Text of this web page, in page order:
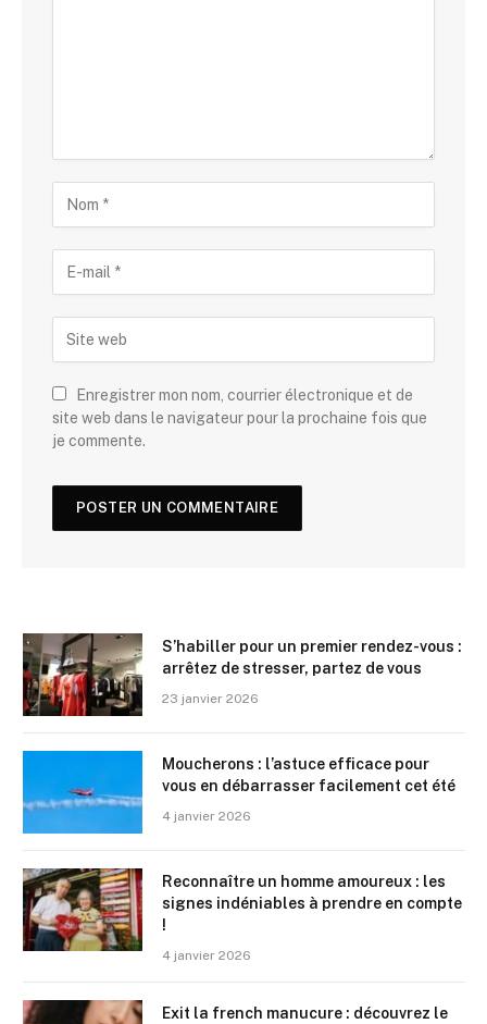
Enregistrer mon nom, courrier électronique et de
site web dans le navigateur pour la prochaine fois que
je commente.
S’habiller pour un premier rendez-vous :
arrêtez de stresser, partez de vous
23 janvier 2026
Moucherons : l’astuce efficace pour
vous en débarrasser facilement cet été
4 janvier 2026
Reconnaître un homme amoureux : les
signes indéniables à prendre en compte
!
4 janvier 2026
Exit la french manucure : découvrez le